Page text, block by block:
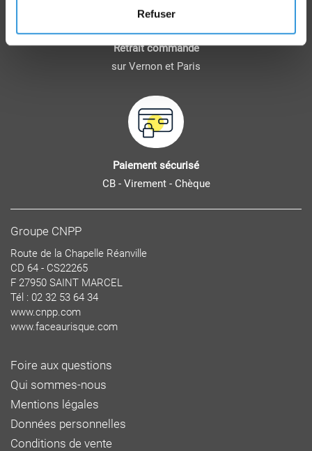
Refuser
Retrait commande
sur Vernon et Paris
Paiement sécurisé
CB - Virement - Chèque
Groupe CNPP
Route de la Chapelle Réanville
CD 64 - CS22265
F 27950 SAINT MARCEL
Tél : 02 32 53 64 34
www.cnpp.com
www.faceaurisque.com
Foire aux questions
Qui sommes-nous
Mentions légales
Données personnelles
Conditions de vente